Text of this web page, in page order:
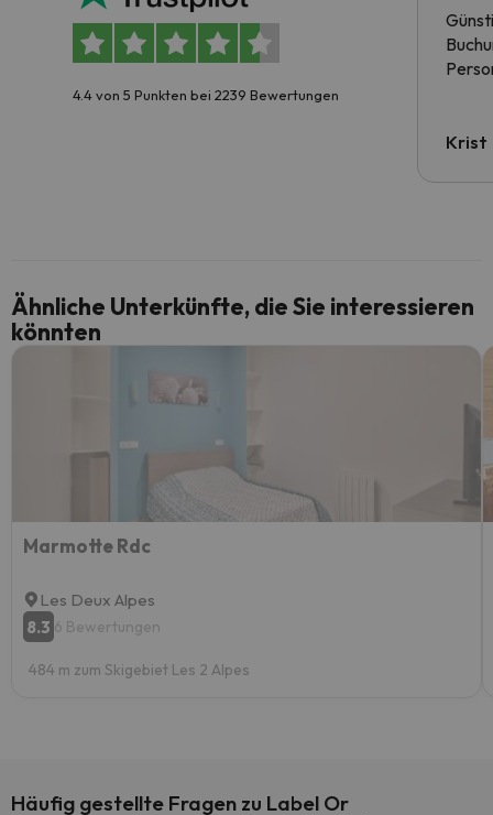
4.4 von 5 Punkten bei 2239 Bewertungen
Krist
Ähnliche Unterkünfte, die Sie interessieren
könnten
Marmotte Rdc
Les Deux Alpes
8.3 6 Bewertungen
484 m zum Skigebiet Les 2 Alpes
Häufig gestellte Fragen zu Label Or